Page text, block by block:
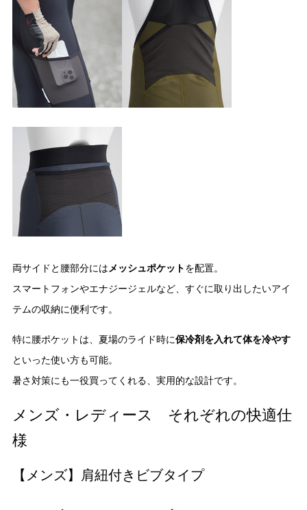
両サイドと腰部分には メッシュポケットを配置。
スマートフォンやエナジージェルなど、すぐに取り出したいアイ
テムの収納に便利です。
特に腰ポケットは、夏場のライド時に保冷剤を入れて体を冷やす
といった使い方も可能。
暑さ対策にも一役買ってくれる、実用的な設計です。
メンズ・レディース それぞれの快適仕
様
【メンズ】肩紐付きビブタイプ